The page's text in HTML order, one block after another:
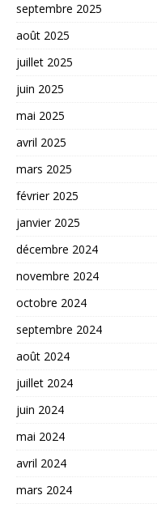
septembre 2025
août 2025
juillet 2025
juin 2025
mai 2025
avril 2025
mars 2025
février 2025
janvier 2025
décembre 2024
novembre 2024
octobre 2024
septembre 2024
août 2024
juillet 2024
juin 2024
mai 2024
avril 2024
mars 2024